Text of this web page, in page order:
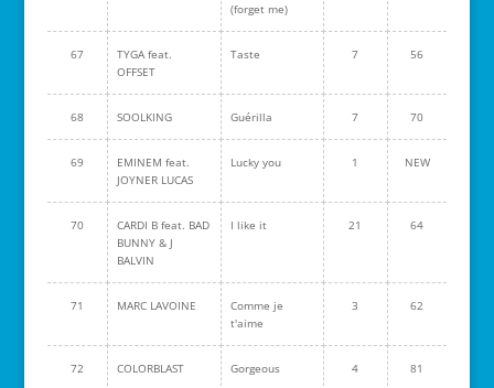
(forget me)
67
TYGA feat.
OFFSET
Taste 7 56
68 SOOLKING Guérilla 7 70
69
EMINEM feat.
JOYNER LUCAS
Lucky you 1 NEW
70
CARDI B feat. BAD
BUNNY & J
BALVIN
I like it 21 64
71 MARC LAVOINE
Comme je
t'aime
3 62
72 COLORBLAST Gorgeous 4 81